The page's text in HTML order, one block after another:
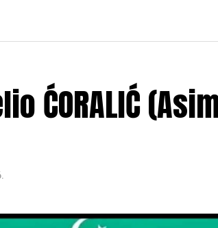
ĆORALIĆ